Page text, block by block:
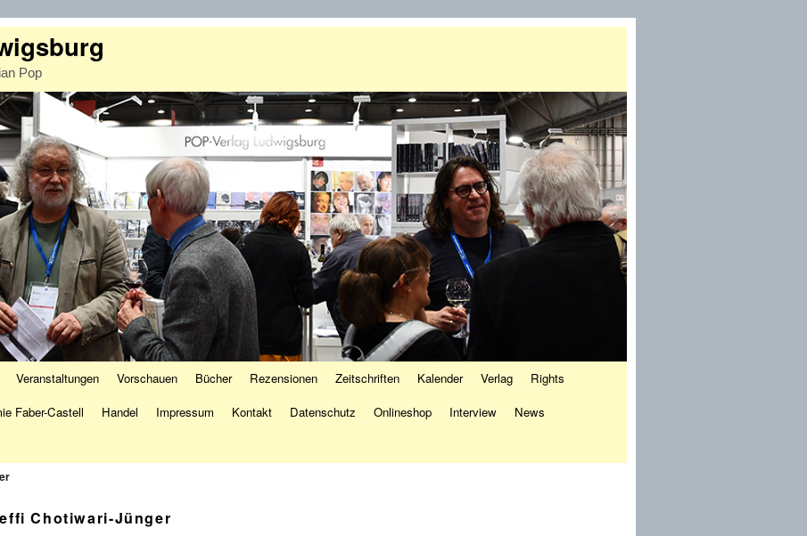
Pop
Veranstaltungen Vorschauen Bücher Rezensionen Zeitschriften Kalender Verlag
Rights
Faber-Castell Handel Impressum Kontakt Datenschutz Onlineshop Interview
News
Chotiwari-Jünger